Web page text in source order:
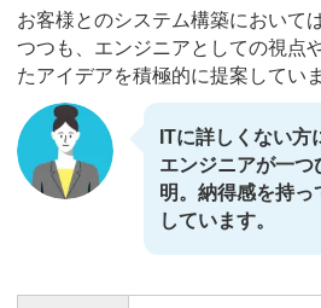
お客様とのシステム構築において
つつも、エンジニアとしての視点
たアイデアを積極的に提案していま
ITに詳しくない方
エンジニアが一
明。納得感を持
しています。